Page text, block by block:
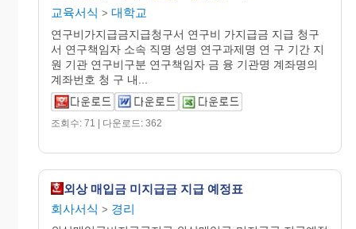
교육서식 > 대학교
연구비가지급금지급청구서 연구비 가지급금 지급 청구
서 연구책임자 소속 직명 성명 연구과제명 연 구 기간 지
원 기관 연구비구분 연구책임자 금 융 기관명 계좌명의
계좌번호 청 구 내...
조회수: 71 | 다운로드: 362
외상 매입금 미지급금 지급 예정표
회사서식 > 경리